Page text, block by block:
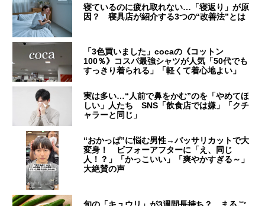
寝ているのに疲れ取れない…「寝返り」が原
因？ 寝具店が紹介する3つの“改善法”とは
「3色買いました」cocaの《コットン
100％》コスパ最強シャツが人気「50代でも
すっきり着られる」「軽くて着心地よい」
実は多い…“人前で鼻をかむ”のを「やめてほ
しい」人たち SNS「飲食店では嫌」「クチ
ャラーと同じ」
“おかっぱ”に悩む男性→バッサリカットで大
変身！ ビフォーアフターに「え、同じ
人！？」「かっこいい」「爽やかすぎる～」
大絶賛の声